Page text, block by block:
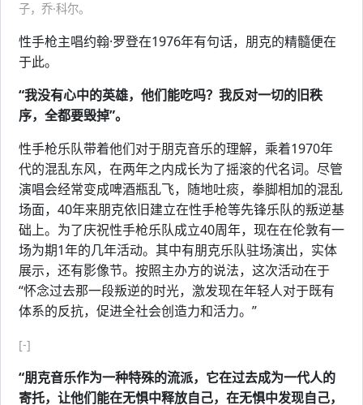
子，乔·科尔。
性手枪主唱约翰·罗登在1976年有句话，朋克的精髓便在
于此。
“我没有心中的英雄，他们能吃吗？我反对一切的旧秩
序，全都要毁掉”。
性手枪乐队带着他们对于朋克音乐的理解，乘着1970年
代的混乱东风，在两年之内成长为了摇滚的代名词。尽管
演唱会经常变成啤酒瓶乱飞，随地吐痰，拳脚相加的混乱
场面，40年来朋克依旧建立在性手枪等先锋乐队的叛逆基
础上。为了庆祝性手枪乐队成立40周年，现在在伦敦有一
场为期1年的几年活动。其中有朋克乐队驻场演出，实体
展示，还有影像节。按照主办方的说法，这次活动在于
“怀念过去那一段叛逆的时光，激发现在年轻人对于既有
体系的反抗，促进全社会创造力和活力。”
[-]
“朋克音乐作为一种特殊的流派，它在过去成为一代人的
寄托，让他们能在无惧中释放自己，在无惧中发现自己，